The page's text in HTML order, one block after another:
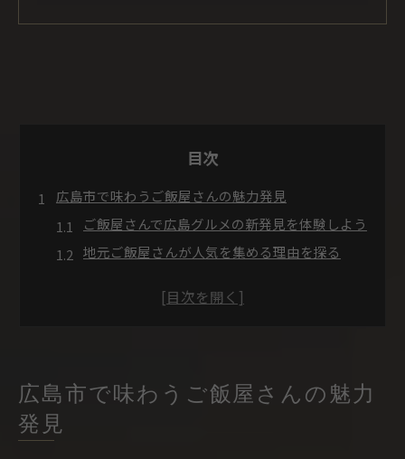
目次
広島市で味わうご飯屋さんの魅力発見
ご飯屋さんで広島グルメの新発見を体験しよう
地元ご飯屋さんが人気を集める理由を探る
ご飯屋さんで楽しむ地元食材の魅力とは
夜ご飯におすすめのご飯屋さん厳選ポイント
広島市で味わうご飯屋さんの魅力
発見